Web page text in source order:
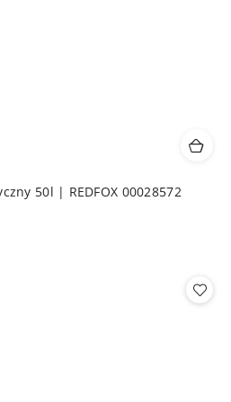
50l | REDFOX 00028572